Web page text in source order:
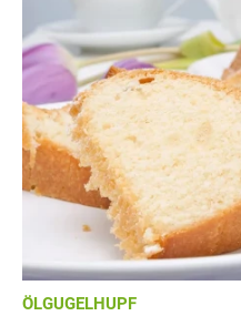
ÖLGUGELHUPF